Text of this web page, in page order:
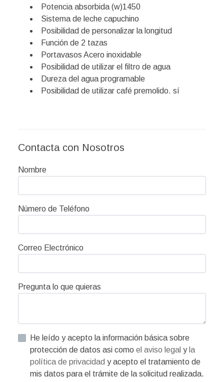
Potencia absorbida (w)1450
Sistema de leche capuchino
Posibilidad de personalizar la longitud
Función de 2 tazas
Portavasos Acero inoxidable
Posibilidad de utilizar el filtro de agua
Dureza del agua programable
Posibilidad de utilizar café premolido. sí
Contacta con Nosotros
Nombre
Número de Teléfono
Correo Electrónico
Pregunta lo que quieras
He leído y acepto la información básica sobre
protección de datos asi como el aviso legal y la
política de privacidad y acepto el tratamiento de
mis datos para el trámite de la solicitud realizada.